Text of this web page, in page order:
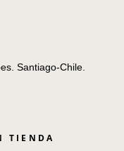
Santiago-Chile.
TIENDA